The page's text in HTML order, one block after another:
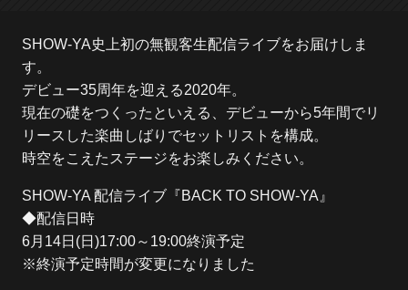
SHOW-YA史上初の無観客生配信ライブをお届けしま
す。
デビュー35周年を迎える2020年。
現在の礎をつくったといえる、デビューから5年間でリ
リースした楽曲しばりでセットリストを構成。
時空をこえたステージをお楽しみください。
SHOW-YA 配信ライブ『BACK TO SHOW-YA』
◆配信日時
6月14日(日)17:00～19:00終演予定
※終演予定時間が変更になりました